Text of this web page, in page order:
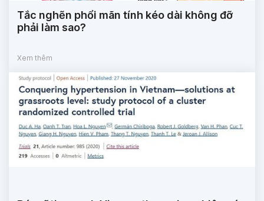
Tắc nghẽn phổi mãn tính kéo dài không đỡ
phải làm sao?
Xem thêm